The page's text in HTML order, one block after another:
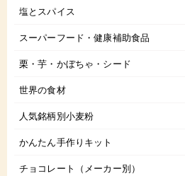
塩とスパイス
スーパーフード・健康補助食品
栗・芋・かぼちゃ・シード
世界の食材
人気銘柄別小麦粉
かんたん手作りキット
チョコレート（メーカー別）